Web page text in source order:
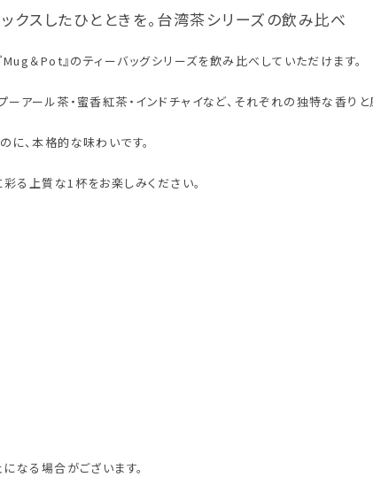
クスしたひとときを。台湾茶シリーズの飲み比べ
＆Pot』のティーバッグシリーズを飲み比べしていただけます。
ーアール茶・蜜香紅茶・インドチャイなど、それぞれの独特な香りと
に、本格的な味わいです。
る上質な1杯をお楽しみください。
なる場合がございます。